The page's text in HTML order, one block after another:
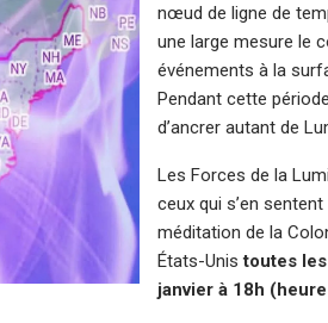
nœud de ligne de
une large mesure le
événements à la
Pendant cette
d’ancrer autant de
Les Forces de la
ceux qui s’en
méditation de la
États-Unistoutes
janvier à 18h